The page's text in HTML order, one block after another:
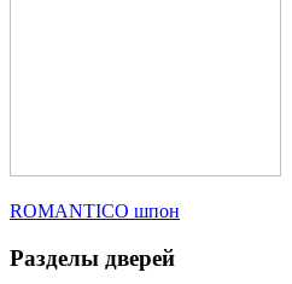
ROMANTICO шпон
Разделы дверей